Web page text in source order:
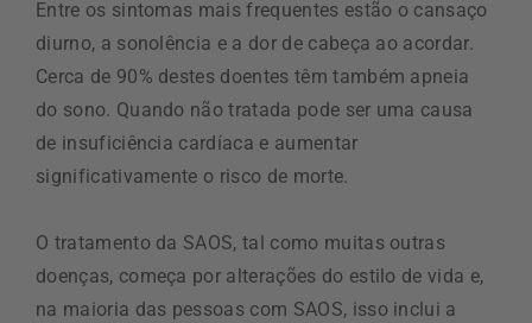
Entre os sintomas mais frequentes estão o cansaço
diurno, a sonolência e a dor de cabeça ao acordar.
Cerca de 90% destes doentes têm também apneia
do sono. Quando não tratada pode ser uma causa
de insuficiência cardíaca e aumentar
significativamente o risco de morte.
O tratamento da SAOS, tal como muitas outras
doenças, começa por alterações do estilo de vida e,
na maioria das pessoas com SAOS, isso inclui a